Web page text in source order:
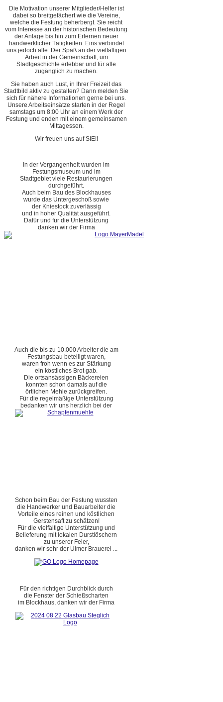
Die Motivation unserer Mitglieder/Helfer ist
dabei so breitgefächert wie die Vereine,
welche die Festung beherbergt. Sie reicht
vom Interesse an der historischen Bedeutung
der Anlage bis hin zum Erlernen neuer
handwerklicher Tätigkeiten. Eins verbindet
uns jedoch alle: Der Spaß an der vielfältigen
Arbeit in der Gemeinschaft, um
Stadtgeschichte erlebbar und für alle
zugänglich zu machen.
Sie haben auch Lust, in Ihrer Freizeit das
Stadtbild aktiv zu gestalten? Dann melden Sie
sich für nähere Informationen gerne bei uns.
Unsere Arbeitseinsätze starten in der Regel
samstags um 8:00 Uhr an einem Werk der
Festung und enden mit einem gemeinsamen
Mittagessen.
Wir freuen uns auf SIE!!
In der Vergangenheit wurden im
Festungsmuseum und im
Stadtgebiet viele Restaurierungen
durchgeführt.
Auch beim Bau des Blockhauses
wurde das Untergeschoß sowie
der Kniestock zuverlässig
und in hoher Qualität ausgeführt.
Dafür und für die Unterstützung
danken wir der Firma
Auch die bis zu 10.000 Arbeiter die am
Festungsbau beteiligt waren,
waren froh wenn es zur Stärkung
ein köstliches Brot gab.
Die ortsansässigen Bäckereien
konnten schon damals auf die
örtlichen Mehle zurückgreifen.
Für die regelmäßige Unterstützung
bedanken wir uns herzlich bei der
Schon beim Bau der Festung wussten
die Handwerker und Bauarbeiter die
Vorteile eines reinen und köstlichen
Gerstensaft zu schätzen!
Für die vielfältige Unterstützung und
Belieferung mit lokalen Durstlöschern
zu unserer Feier,
danken wir sehr der Ulmer Brauerei ...
Für den richtigen Durchblick durch
die Fenster der Schießscharten
im Blockhaus, danken wir der Firma